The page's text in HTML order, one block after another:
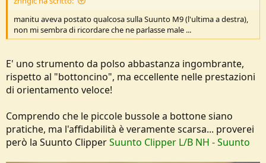
manitu aveva postato qualcosa sulla Suunto M9 (l'ultima a destra),
non mi sembra di ricordare che ne parlasse male ...
E' uno strumento da polso abbastanza ingombrante,
rispetto al "bottoncino", ma eccellente nelle prestazioni
di orientamento veloce!
Comprendo che le piccole bussole a bottone siano
pratiche, ma l'affidabilità è veramente scarsa... proverei
però la Suunto ClipperSuunto Clipper L/B NH - Suunto